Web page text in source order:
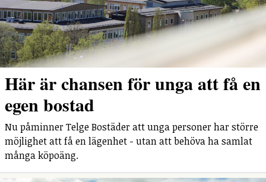
Här är chansen för unga att få en
egen bostad
Nu påminner Telge Bostäder att unga personer har större
möjlighet att få en lägenhet - utan att behöva ha samlat
många köpoäng.